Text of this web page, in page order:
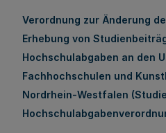
Verordnung zur Änderung
Erhebung von
Hochschulabgaben an den
Fachhochschulen und
Nordrhein-Westfalen